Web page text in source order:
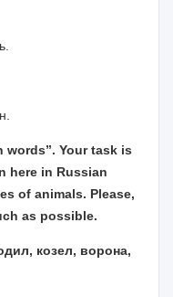
Your task is
here in Russian
of animals. Please,
as possible.
козел, ворона,